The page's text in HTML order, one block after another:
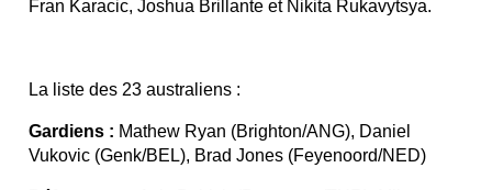
Fran Karacic, Joshua Brillante et Nikita Rukavytsya.
La liste des 23 australiens :
Gardiens : Mathew Ryan (Brighton/ANG), Daniel
Vukovic (Genk/BEL), Brad Jones (Feyenoord/NED)